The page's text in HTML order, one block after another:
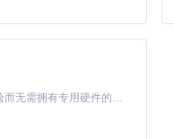
基于Python的Xiaozhi AI，适用于想要完整Xiaozhi体验而无需拥有专用硬件的用户。